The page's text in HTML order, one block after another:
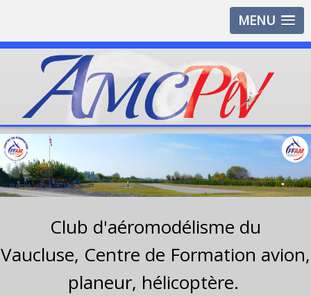
MENU
Club d'aéromodélisme du
Vaucluse, Centre de Formation avion,
planeur, hélicoptère.